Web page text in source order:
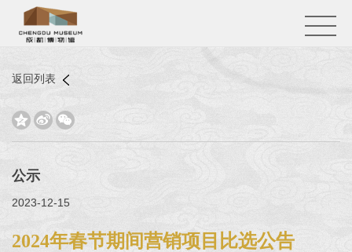
返回列表
  
公示
2023-12-15
2024年春节期间营销项目比选公告